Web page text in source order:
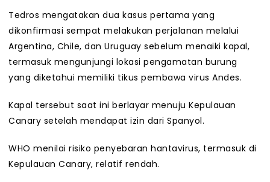
Tedros mengatakan dua kasus pertama yang
dikonfirmasi sempat melakukan perjalanan melalui
Argentina, Chile, dan Uruguay sebelum menaiki kapal,
termasuk mengunjungi lokasi pengamatan burung
yang diketahui memiliki tikus pembawa virus Andes.
Kapal tersebut saat ini berlayar menuju Kepulauan
Canary setelah mendapat izin dari Spanyol.
WHO menilai risiko penyebaran hantavirus, termasuk di
Kepulauan Canary, relatif rendah.